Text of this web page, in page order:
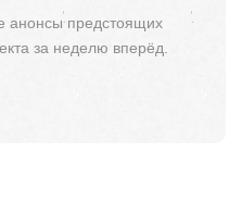
анонсы предстоящих
за неделю вперёд.